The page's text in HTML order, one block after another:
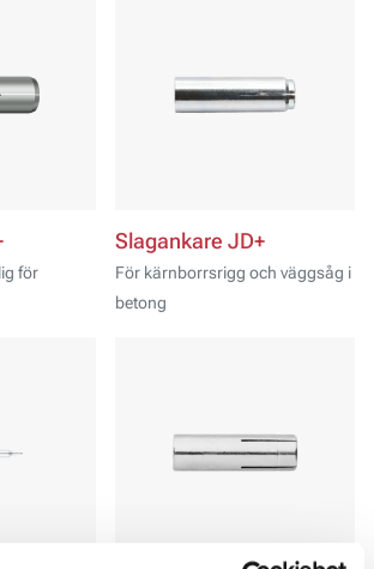
för
Slagankare JD+
För kärnborrsrigg och väggsåg i
betong